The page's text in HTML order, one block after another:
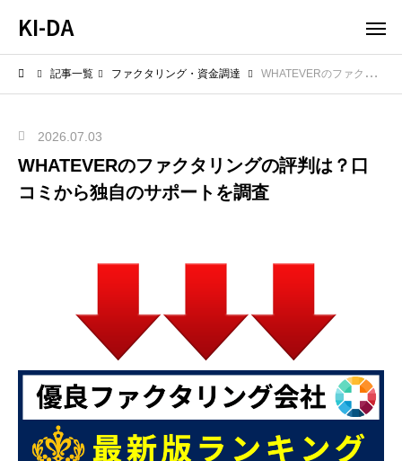
KI-DA
記事一覧 ファクタリング・資金調達 WHATEVERのファクタリングの評判は？口コミから独自のサポートを調査
2026.07.03
WHATEVERのファクタリングの評判は？口
コミから独自のサポートを調査